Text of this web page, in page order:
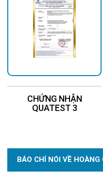
CHỨNG NHẬN
QUATEST 3
BÁO CHÍ NÓI VỀ HOÀNG